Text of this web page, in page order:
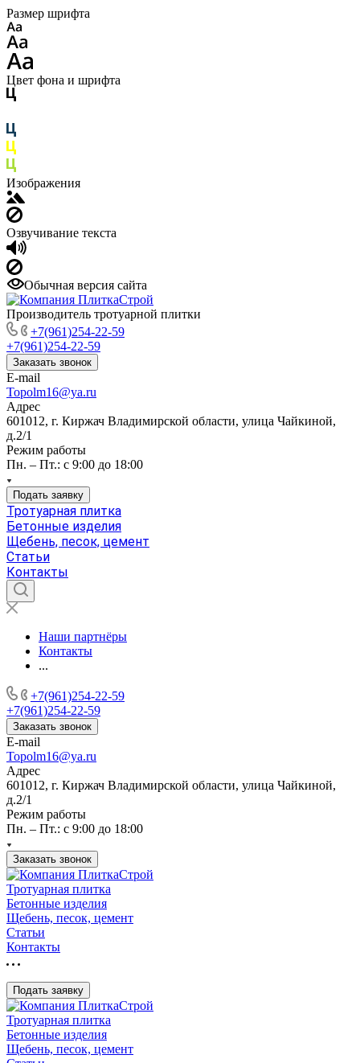
Размер шрифта
Цвет фона и шрифта
Изображения
Озвучивание текста
Обычная версия сайта
Производитель тротуарной плитки
+7(961)254-22-59
+7(961)254-22-59
Заказать звонок
E-mail
Topolm16@ya.ru
Адрес
601012, г. Киржач Владимирской области, улица Чайкиной,
д.2/1
Режим работы
Пн. – Пт.: с 9:00 до 18:00
Подать заявку
Тротуарная плитка
Бетонные изделия
Щебень, песок, цемент
Статьи
Контакты
Наши партнёры
Контакты
...
+7(961)254-22-59
+7(961)254-22-59
Заказать звонок
E-mail
Topolm16@ya.ru
Адрес
601012, г. Киржач Владимирской области, улица Чайкиной,
д.2/1
Режим работы
Пн. – Пт.: с 9:00 до 18:00
Заказать звонок
Тротуарная плитка
Бетонные изделия
Щебень, песок, цемент
Статьи
Контакты
Подать заявку
Тротуарная плитка
Бетонные изделия
Щебень, песок, цемент